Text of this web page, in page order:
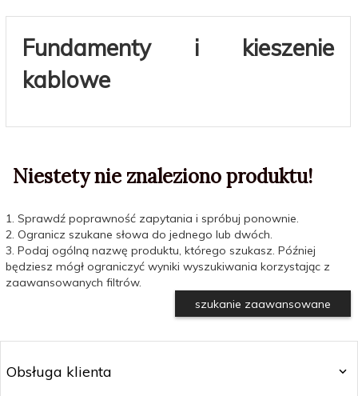
Fundamenty i kieszenie
kablowe
Niestety nie znaleziono produktu!
1. Sprawdź poprawność zapytania i spróbuj ponownie.
2. Ogranicz szukane słowa do jednego lub dwóch.
3. Podaj ogólną nazwę produktu, którego szukasz. Później
będziesz mógł ograniczyć wyniki wyszukiwania korzystając z
zaawansowanych filtrów.
szukanie zaawansowane
Obsługa klienta